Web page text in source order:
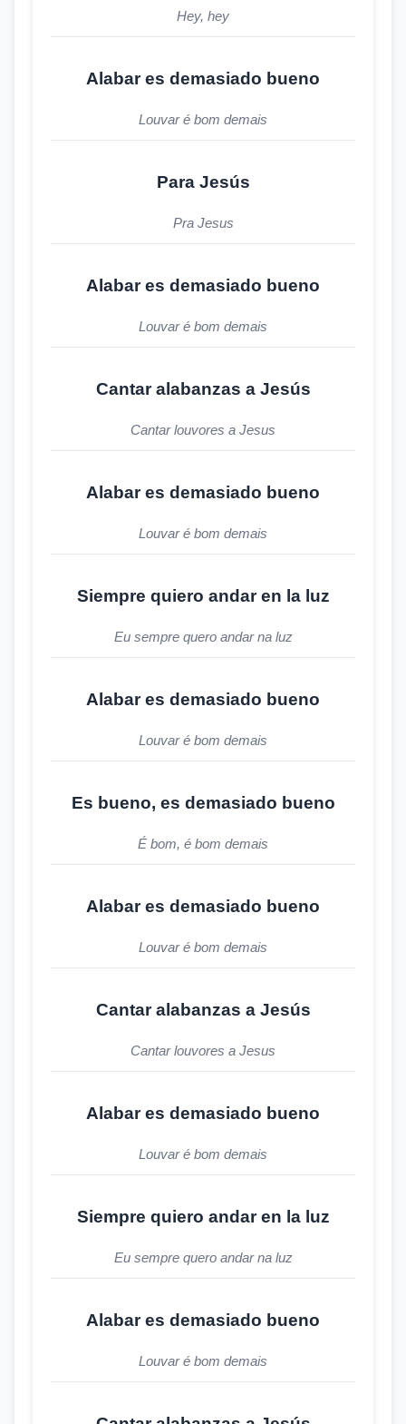
Hey, hey
Alabar es demasiado bueno
Louvar é bom demais
Para Jesús
Pra Jesus
Alabar es demasiado bueno
Louvar é bom demais
Cantar alabanzas a Jesús
Cantar louvores a Jesus
Alabar es demasiado bueno
Louvar é bom demais
Siempre quiero andar en la luz
Eu sempre quero andar na luz
Alabar es demasiado bueno
Louvar é bom demais
Es bueno, es demasiado bueno
É bom, é bom demais
Alabar es demasiado bueno
Louvar é bom demais
Cantar alabanzas a Jesús
Cantar louvores a Jesus
Alabar es demasiado bueno
Louvar é bom demais
Siempre quiero andar en la luz
Eu sempre quero andar na luz
Alabar es demasiado bueno
Louvar é bom demais